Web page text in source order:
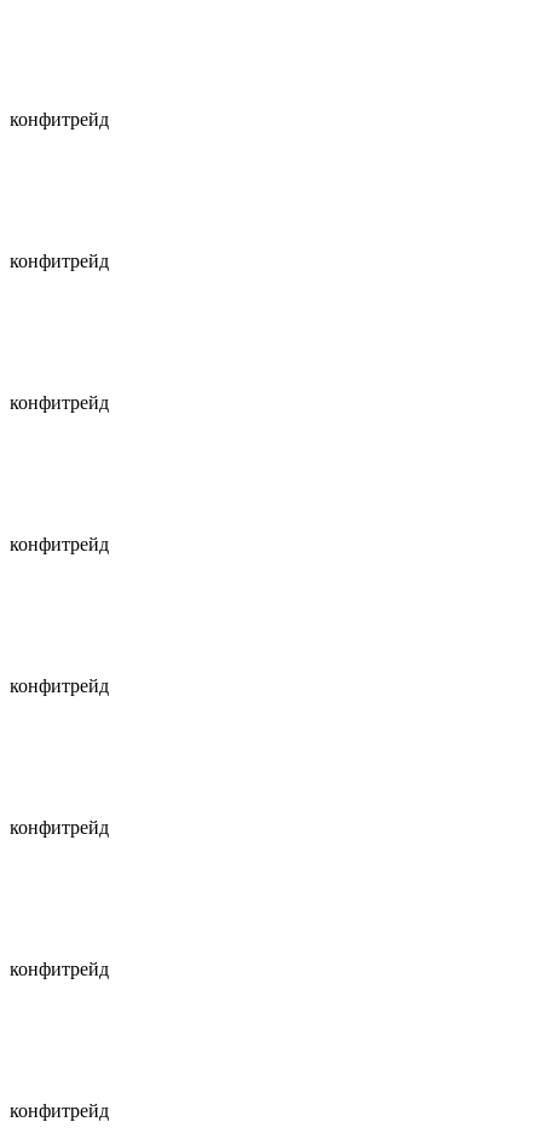
конфитрейд
конфитрейд
конфитрейд
конфитрейд
конфитрейд
конфитрейд
конфитрейд
конфитрейд